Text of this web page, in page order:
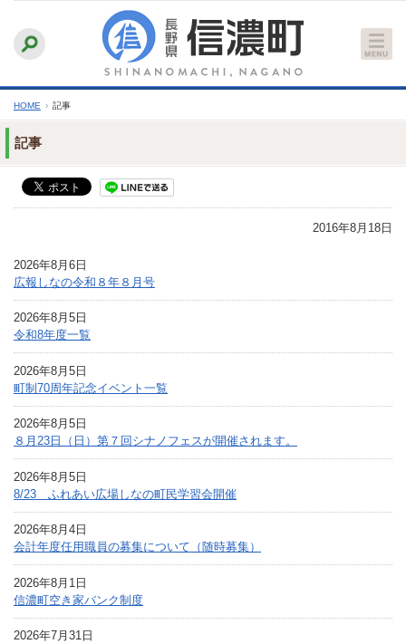
文
へ
ふりがなをつける
文字サイズ
縮小 標準 拡大
HOME › 記事
記事
2016年8月18日
2026年8月6日
広報しなの令和８年８月号
2026年8月5日
令和8年度一覧
2026年8月5日
町制70周年記念イベント一覧
2026年8月5日
８月23日（日）第７回シナノフェスが開催されます。
2026年8月5日
8/23 ふれあい広場しなの町民学習会開催
2026年8月4日
会計年度任用職員の募集について（随時募集）
2026年8月1日
信濃町空き家バンク制度
2026年7月31日